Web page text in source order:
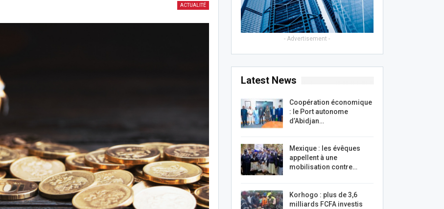
ACTUALITÉ
- Advertisement -
Latest News
Coopération économique
: le Port autonome
d’Abidjan…
Mexique : les évêques
appellent à une
mobilisation contre…
Korhogo : plus de 3,6
milliards FCFA investis